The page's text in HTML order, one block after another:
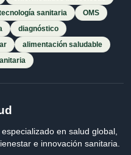
sanitaria
OMS
diagnóstico
alimentación saludable
en salud global,
e innovación sanitaria.